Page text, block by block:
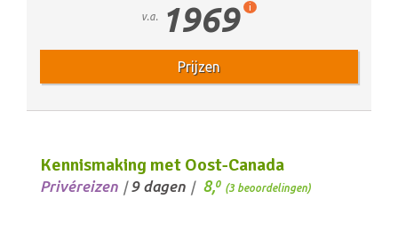
v.a. 1969 i
Prijzen
Kennismaking met Oost-Canada
Privéreizen /9 dagen / 8,0 (3 beoordelingen)